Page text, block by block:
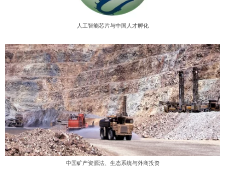
人工智能芯片与中国人才孵化
中国矿产资源法、生态系统与外商投资